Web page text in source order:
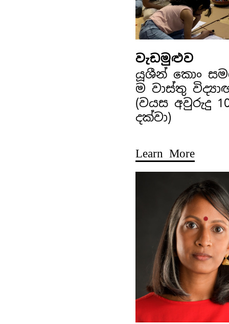
වැඩමුළුව
යූශීන් කොං
ම වාස්තු
(වයස අවුරුදු
දක්වා)
Learn More